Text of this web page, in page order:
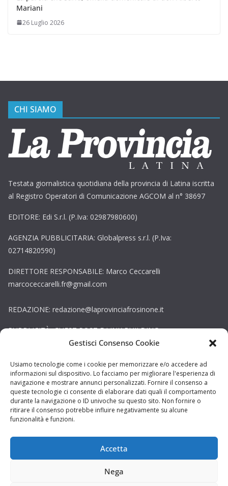
Gestisci Consenso Cookie
Usiamo tecnologie come i cookie per memorizzare e/o accedere ad
informazioni sul dispositivo. Lo facciamo per migliorare l'esperienza di
navigazione e mostrare annunci personalizzati. Fornire il consenso a
queste tecnologie ci consente di elaborare dati quali il comportamento
durante la navigazione o ID univoche su questo sito. Non fornire o
ritirare il consenso potrebbe influire negativamente su alcune
funzionalità e funzioni.
Accetta
Nega
Mariani
26 Luglio 2026
CHI SIAMO
Testata giornalistica quotidiana della provincia di Latina iscritta
al Registro Operatori di Comunicazione AGCOM al n° 38697
EDITORE: Edi S.r.l. (P.Iva: 02987980600)
AGENZIA PUBBLICITARIA: Globalpress s.r.l. (P.Iva:
02714820590)
DIRETTORE RESPONSABILE: Marco Ceccarelli
marcoceccarelli.fr@gmail.com
REDAZIONE: redazione@laprovinciafrosinone.it
PUBBLICITÀ, GUEST POST E LINK BUILDING:
globalpress.adv@gmail.com
Copyright © La Provincia Latina. Tutti i diritti riservati.
Sito web creato daDAG STUDIO